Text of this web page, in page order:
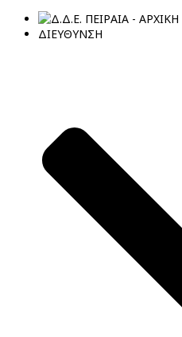
ΔΙΕΥΘΥΝΣΗ